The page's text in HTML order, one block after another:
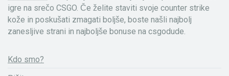
igre na srečo CSGO. Če želite staviti svoje counter strike
kože in poskušati zmagati boljše, boste našli najbolj
zanesljive strani in najboljše bonuse na csgodude.
Kdo smo?